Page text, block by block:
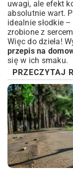
uwagi, ale efekt
absolutnie wart.
idealnie słodkie
zrobione z
Więc do dzieła!
przepis na
się w ich smaku.
PRZECZYTAJ